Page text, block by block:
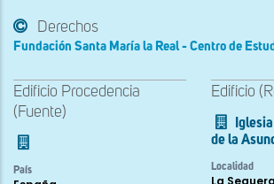
Derechos
Fundación Santa María la Real - Centro de
Edificio Procedencia
(Fuente)
País
Edificio
de la
Localidad
La